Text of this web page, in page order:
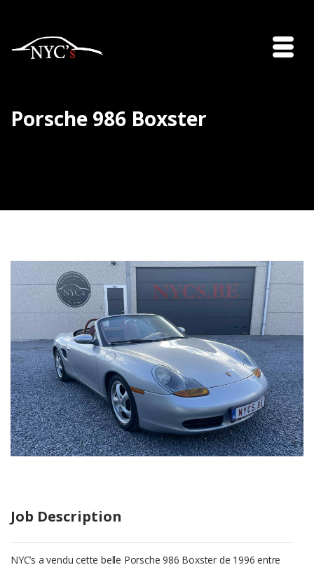
Porsche 986 Boxster
Job Description
NYC’s a vendu cette belle Porsche 986 Boxster de 1996 entre